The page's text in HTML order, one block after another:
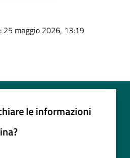
: 25 maggio 2026, 13:19
le informazioni